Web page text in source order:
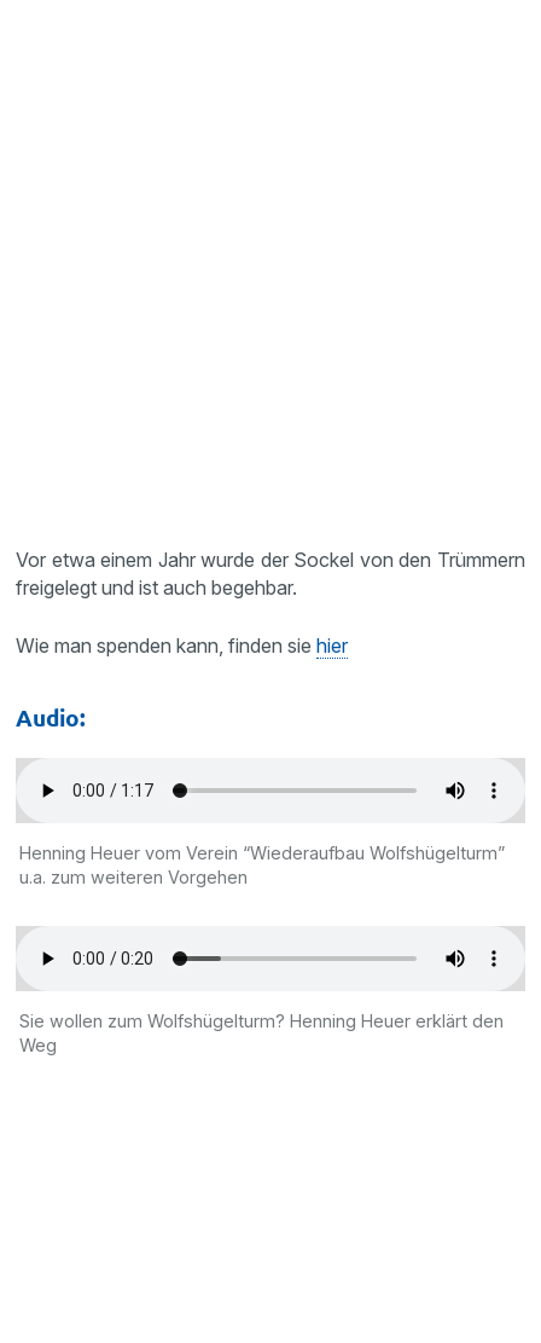
Vor etwa einem Jahr wurde der Sockel von den Trümmern
freigelegt und ist auch begehbar.
Wie man spenden kann, finden siehier
Audio:
Henning Heuer vom Verein “Wiederaufbau Wolfshügelturm”
u.a. zum weiteren Vorgehen
Sie wollen zum Wolfshügelturm? Henning Heuer erklärt den
Weg